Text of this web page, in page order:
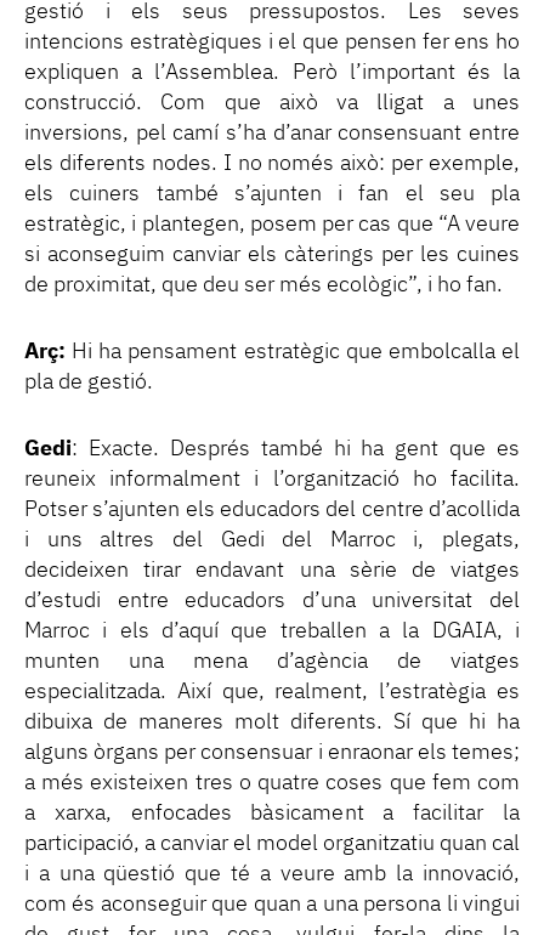
gestió i els seus pressupostos. Les seves
intencions estratègiques i el que pensen fer ens ho
expliquen a l’Assemblea. Però l’important és la
construcció. Com que això va lligat a unes
inversions, pel camí s’ha d’anar consensuant entre
els diferents nodes. I no només això: per exemple,
els cuiners també s’ajunten i fan el seu pla
estratègic, i plantegen, posem per cas que “A veure
si aconseguim canviar els càterings per les cuines
de proximitat, que deu ser més ecològic”, i ho fan.
Arç: Hi ha pensament estratègic que embolcalla el
pla de gestió.
Gedi: Exacte. Després també hi ha gent que es
reuneix informalment i l’organització ho facilita.
Potser s’ajunten els educadors del centre d’acollida
i uns altres del Gedi del Marroc i, plegats,
decideixen tirar endavant una sèrie de viatges
d’estudi entre educadors d’una universitat del
Marroc i els d’aquí que treballen a la DGAIA, i
munten una mena d’agència de viatges
especialitzada. Així que, realment, l’estratègia es
dibuixa de maneres molt diferents. Sí que hi ha
alguns òrgans per consensuar i enraonar els temes;
a més existeixen tres o quatre coses que fem com
a xarxa, enfocades bàsicament a facilitar la
participació, a canviar el model organitzatiu quan cal
i a una qüestió que té a veure amb la innovació,
com és aconseguir que quan a una persona li vingui